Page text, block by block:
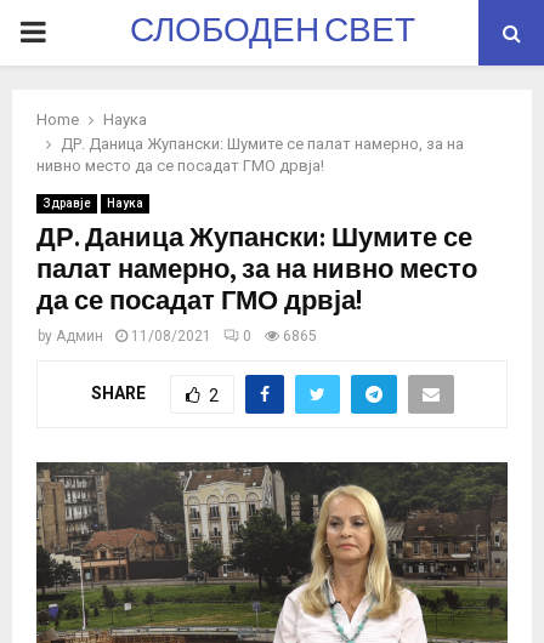
PRIMARYСЛОБОДЕН СВЕТ
Home
Наука
ДР. Даница Жупански: Шумите се палат намерно, за на
нивно место да се посадат ГМО дрвја!
Здравје Наука
ДР. Даница Жупански: Шумите се
палат намерно, за на нивно место
да се посадат ГМО дрвја!
by Админ 11/08/2021 0 6865
SHARE 2